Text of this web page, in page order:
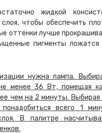
жидкой
чтобы обеспечить
оттенки лучше
пигменты
нужна лампа.
менее 36 Вт, помещая
чем на 2 минуты. Выбирая
всего 1
В палитре